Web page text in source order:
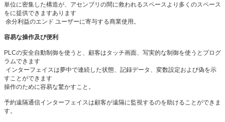
単位に密集した構造が、アセンブリの間に救われるスペースより多くのスペース
をに提供できますあります
余分利益のエンド ユーザーに寄与する商業使用。
容易な操作及び便利
PLCの安全自動制御を使うと、顧客はタッチ画面、写実的な制御を使うとプログ
ラムできます
インターフェイスは夢中で連続した状態、記録データ、変数設定および偽を示
すことができます
操作のために容易な驚かすこと。
予約遠隔通信インターフェイスは顧客が遠隔に監視するのを助けることができま
す。